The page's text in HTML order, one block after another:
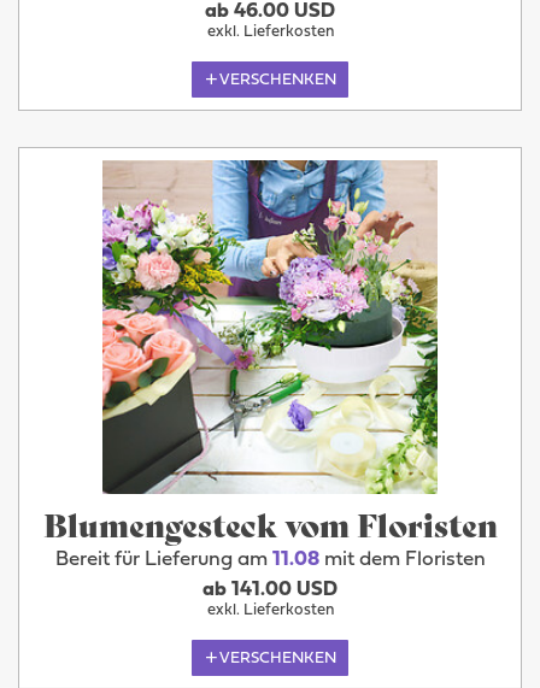
ab 46.00 USD
exkl. Lieferkosten
VERSCHENKEN
Blumengesteck vom Floristen
Bereit für Lieferung am 11.08mit dem Floristen
ab 141.00 USD
exkl. Lieferkosten
VERSCHENKEN